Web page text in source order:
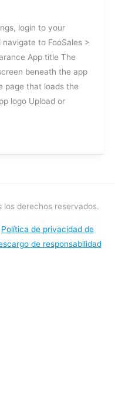
login to your
to FooSales >
App title The
beneath the app
page that loads the
logo Upload or
derechos reservados.
Política de privacidad de
de responsabilidad